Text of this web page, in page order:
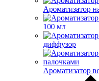
Ароматизатор
100 мл
диффузор
Ароматизатор